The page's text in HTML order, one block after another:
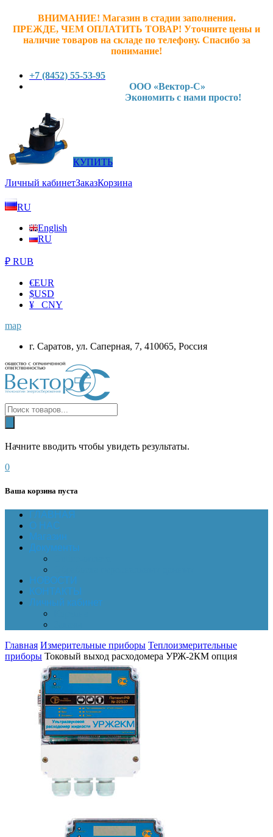
ВНИМАНИЕ! Магазин в стадии заполнения.
ПРЕЖДЕ, ЧЕМ ОПЛАТИТЬ ТОВАР! Уточните цены и
наличие товаров на складе по телефону. Спасибо за
понимание!
+7 (8452) 55-53-95
ООО «Вектор-С»
Экономить с нами просто!
КУПИТЬ
Личный кабинетЗаказКорзина
RU
English
RU
₽ RUB
€EUR
$USD
¥ CNY
map
г. Саратов, ул. Саперная, 7, 410065, Россия
Начните вводить чтобы увидеть результаты.
0
Ваша корзина пуста
ГЛАВНАЯ
О НАС
Магазин
Документы
НОВОСТИ
КОНТАКТЫ
Личный кабинет
Главная Измерительные приборы Теплоизмерительные
приборы Токовый выход расходомера УРЖ-2КМ опция